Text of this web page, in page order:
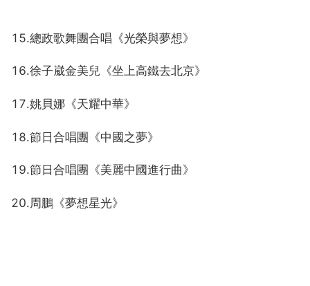
15.總政歌舞團合唱《光榮與夢想》
16.徐子崴金美兒《坐上高鐵去北京》
17.姚貝娜《天耀中華》
18.節日合唱團《中國之夢》
19.節日合唱團《美麗中國進行曲》
20.周鵬《夢想星光》